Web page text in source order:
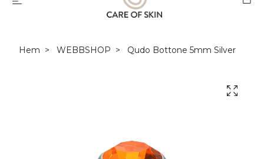
Hem WEBBSHOP Qudo Bottone 5mm Silver